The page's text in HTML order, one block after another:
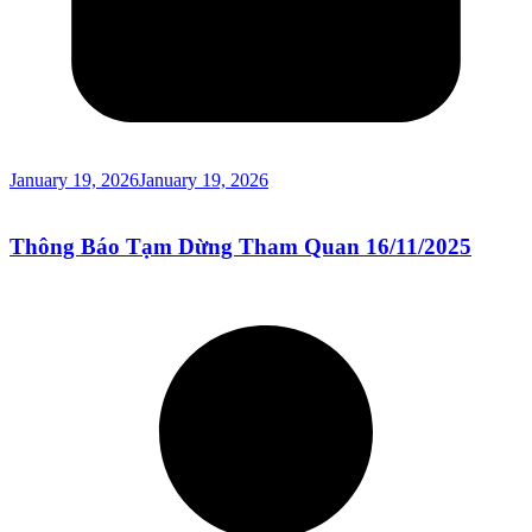
January 19, 2026January 19, 2026
Thông Báo Tạm Dừng Tham Quan 16/11/2025